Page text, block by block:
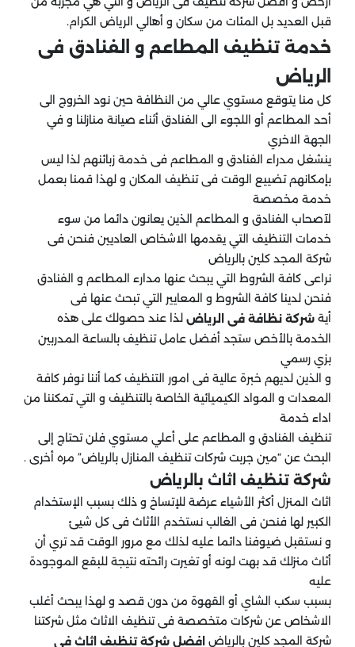
قبل العديد بل المئات من سكان و أهالي الرياض الكرام.
خدمة تنظيف المطاعم و الفنادق فى
الرياض
كل منا يتوقع مستوي عالي من النظافة حين نود الخروج الى
أحد المطاعم أو اللجوء الى الفنادق أثناء صيانة منازلنا و في
الجهة الاخري
ينشغل مدراء الفنادق و المطاعم فى خدمة زبائنهم لذا ليس
بإمكانهم تضييع الوقت فى تنظيف المكان و لهذا قمنا بعمل
خدمة مخصصة
لآصحاب الفنادق و المطاعم الذين يعانون دائما من سوء
خدمات التنظيف التي يقدمها الاشخاص العاديين فنحن فى
شركة المجد كلين بالرياض
نراعى كافة الشروط التي يبحث عنها مدارء المطاعم و الفنادق
فنحن لدينا كافة الشروط و المعايير التي تبحث عنها فى
أية شركة نظافة فى الرياض لذا عند حصولك على هذه
الخدمة بالأخص ستجد أفضل عامل تنظيف بالساعة المدربين
بزي رسمي
و الذين لديهم خبرة عالية فى امور التنظيف كما أننا نوفر كافة
المعدات و المواد الكيميائية الخاصة بالتنظيف و التي تمكننا من
اداء خدمة
تنظيف الفنادق و المطاعم على أعلي مستوي فلن تحتاج إلى
البحث عن “مين جربت شركات تنظيف المنازل بالرياض” مره أخرى .
شركة تنظيف اثاث بالرياض
اثاث المنزل أكثر الأشياء عرضة للإتساخ و ذلك بسبب الإستخدام
الكبير لها فنحن فى الغالب نستخدم الأثاث فى كل شيئ
و نستقبل ضيوفنا دائما عليه لذلك مع مرور الوقت قد تري أن
أثاث منزلك قد بهت لونه أو تغيرت رائحته نتيجة للبقع الموجودة
عليه
بسبب سكب الشاي أو القهوة من دون قصد و لهذا يبحث أغلب
الاشخاص عن شركات متخصصة فى تنظيف الاثاث مثل شركتنا
شركة المجد كلين بالرياض افضل شركة تنظيف اثاث فى